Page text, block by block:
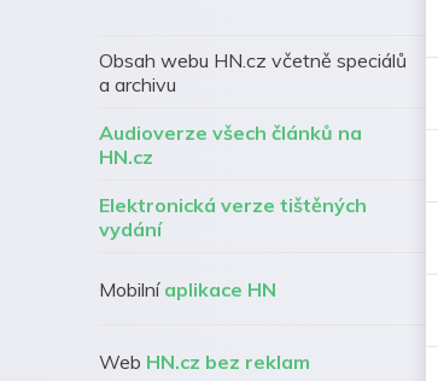
Obsah webu HN.cz včetně speciálů
a archivu
Audioverze všech článků na
HN.cz
Elektronická verze tištěných
vydání
Mobilní aplikace HN
Web HN.cz bez reklam